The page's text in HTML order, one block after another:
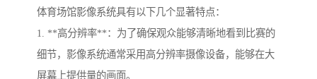
体育场馆影像系统具有以下几个显著特点：
1. **高分辨率**：为了确保观众能够清晰地看到比赛的
细节，影像系统通常采用高分辨率摄像设备，能够在大
屏幕上提供量的画面。